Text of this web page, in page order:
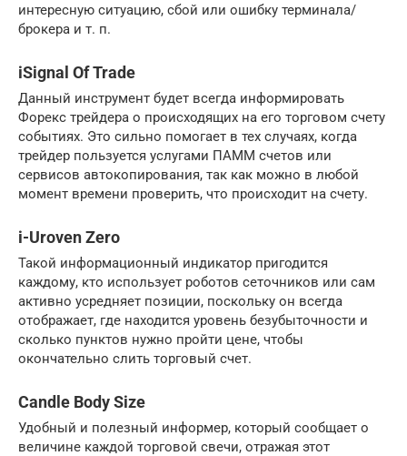
интересную ситуацию, сбой или ошибку терминала/
брокера и т. п.
iSignal Of Trade
Данный инструмент будет всегда информировать
Форекс трейдера о происходящих на его торговом счету
событиях. Это сильно помогает в тех случаях, когда
трейдер пользуется услугами ПАММ счетов или
сервисов автокопирования, так как можно в любой
момент времени проверить, что происходит на счету.
i-Uroven Zero
Такой информационный индикатор пригодится
каждому, кто использует роботов сеточников или сам
активно усредняет позиции, поскольку он всегда
отображает, где находится уровень безубыточности и
сколько пунктов нужно пройти цене, чтобы
окончательно слить торговый счет.
Candle Body Size
Удобный и полезный информер, который сообщает о
величине каждой торговой свечи, отражая этот